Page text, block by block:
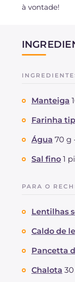
à vontade!
Manteiga
Farinha
Água 70 g
Sal fino 1
PARA O
Lentilhas
Caldo de
Pancetta
Chalota